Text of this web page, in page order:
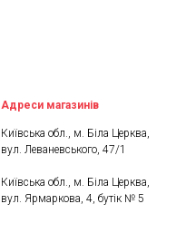
Адреси магазинів
Київська обл., м. Біла Церква,
вул. Леваневського, 47/1
Київська обл., м. Біла Церква,
вул. Ярмаркова, 4, бутік № 5